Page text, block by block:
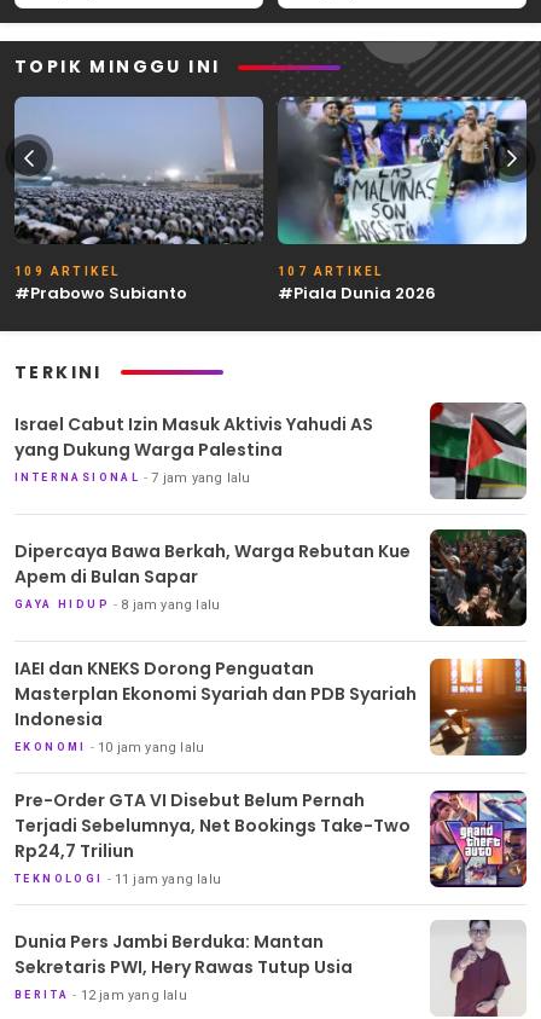
TOPIK MINGGU INI
109 ARTIKEL
#Prabowo Subianto
107 ARTIKEL
#Piala Dunia 2026
TERKINI
Israel Cabut Izin Masuk Aktivis Yahudi AS
yang Dukung Warga Palestina
INTERNASIONAL 7 jam yang lalu
Dipercaya Bawa Berkah, Warga Rebutan Kue
Apem di Bulan Sapar
GAYA HIDUP 8 jam yang lalu
IAEI dan KNEKS Dorong Penguatan
Masterplan Ekonomi Syariah dan PDB Syariah
Indonesia
EKONOMI 10 jam yang lalu
Pre-Order GTA VI Disebut Belum Pernah
Terjadi Sebelumnya, Net Bookings Take-Two
Rp24,7 Triliun
TEKNOLOGI 11 jam yang lalu
Dunia Pers Jambi Berduka: Mantan
Sekretaris PWI, Hery Rawas Tutup Usia
BERITA 12 jam yang lalu